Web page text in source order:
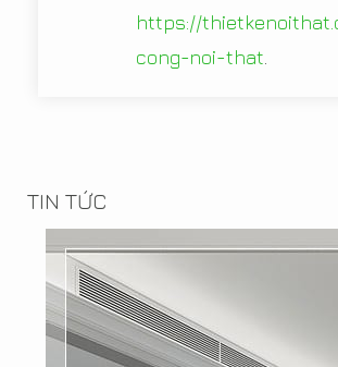
https://
cong-noi-that
TIN TỨC